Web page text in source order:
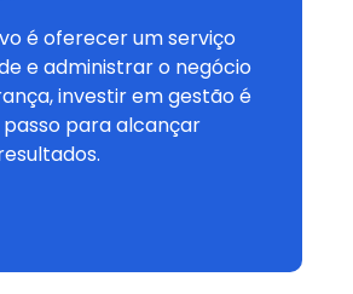
é oferecer um serviço
e administrar o negócio
investir em gestão é
para alcançar